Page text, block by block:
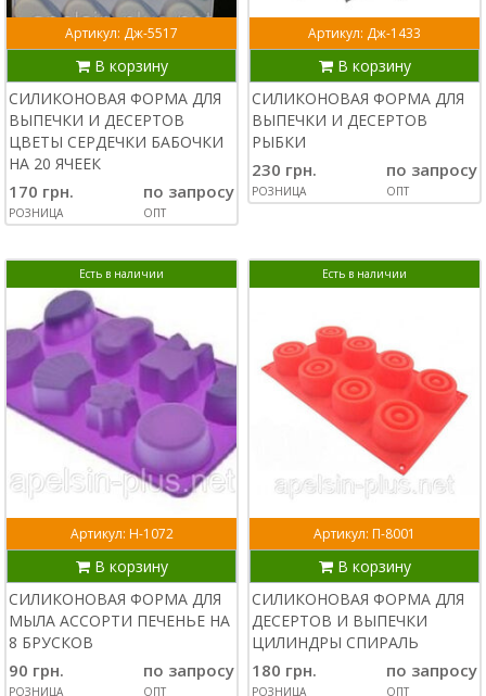
Артикул: Дж-5517
В корзину
СИЛИКОНОВАЯ ФОРМА ДЛЯ
ВЫПЕЧКИ И ДЕСЕРТОВ
ЦВЕТЫ СЕРДЕЧКИ БАБОЧКИ
НА 20 ЯЧЕЕК
170 грн.
РОЗНИЦА
по запросу
ОПТ
Артикул: Дж-1433
В корзину
СИЛИКОНОВАЯ ФОРМА ДЛЯ
ВЫПЕЧКИ И ДЕСЕРТОВ
РЫБКИ
230 грн.
РОЗНИЦА
по запросу
ОПТ
Есть в наличии
Артикул: Н-1072
В корзину
СИЛИКОНОВАЯ ФОРМА ДЛЯ
МЫЛА АССОРТИ ПЕЧЕНЬЕ НА
8 БРУСКОВ
90 грн.
РОЗНИЦА
по запросу
ОПТ
Есть в наличии
Артикул: П-8001
В корзину
СИЛИКОНОВАЯ ФОРМА ДЛЯ
ДЕСЕРТОВ И ВЫПЕЧКИ
ЦИЛИНДРЫ СПИРАЛЬ
180 грн.
РОЗНИЦА
по запросу
ОПТ